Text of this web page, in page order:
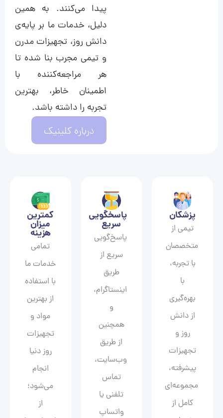
پیدا می‌کنند. به همین
دلیل، خدمات ما بر پایه‌ی
دانش روز، تجهیزات مدرن
و تیمی مجرب بنا شده تا
هر مراجعه‌کننده با
اطمینان خاطر، بهترین
تجربه را داشته باشد.
درباره کلینیک
پزشکان
تیمی از
متخصصان
با تجربه،
با
بهره‌گیری
از دانش
روز و
تجهیزات
پیشرفته،
مجموعه‌ای
کامل از
پاسخگویی
سریع
پاسخ‌گویی
سریع از
طریق
اینستاگرام،
و
همچنین
از طریق
وب‌سایت،
تماس
تلفنی یا
واتساپ
کمترین
میزان
هزینه
تمامی
خدمات ما
با استفاده
از بهترین
مواد و
تجهیزات
روز دنیا
انجام
می‌شود؛
از